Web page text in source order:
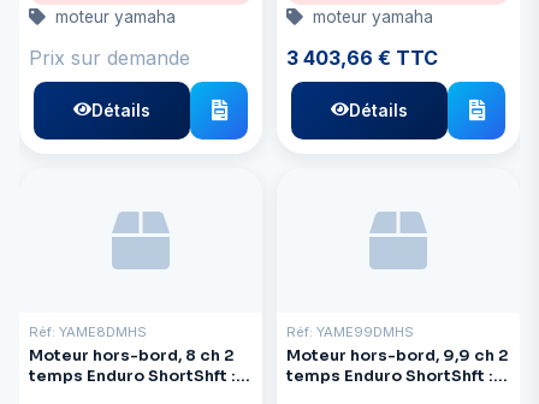
moteur yamaha
Prix sur demande
Détails
moteur yamaha
3 403,66 € TTC
Détails
Réf: YAME8DMHS
Moteur hors-bord, 8 ch 2
temps Enduro ShortShft :
Réf: YAME99DMHS
Moteur hors-bord, 9,9 ch 2
temps Enduro ShortShft :